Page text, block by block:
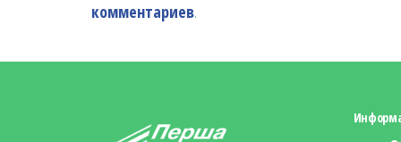
комментариев.